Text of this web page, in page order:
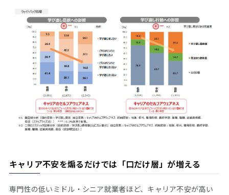
キャリア不安を煽るだけでは「口だけ層」が増える
専門性の低いミドル・シニア就業者ほど、キャリア不安が高い